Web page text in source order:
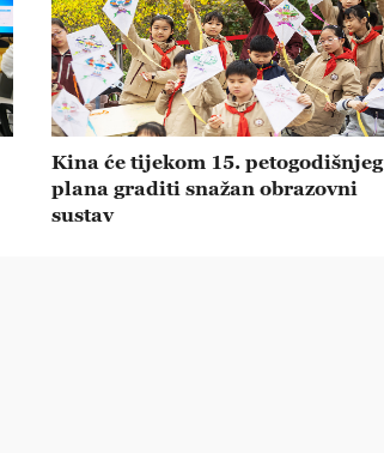
Kina će tijekom 15. petogodišnjeg
plana graditi snažan obrazovni
sustav